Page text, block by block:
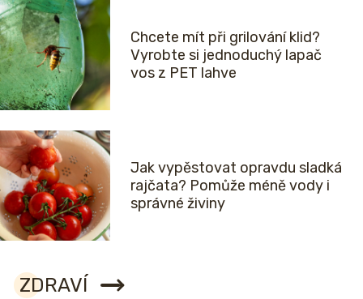
Chcete mít při grilování klid?
Vyrobte si jednoduchý lapač
vos z PET lahve
Jak vypěstovat opravdu sladká
rajčata? Pomůže méně vody i
správné živiny
ZDRAVÍ